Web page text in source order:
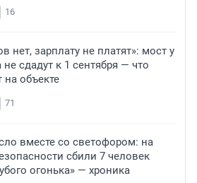
16
нет, зарплату не платят»: мост у
не сдадут к 1 сентября — что
на объекте
71
вместе со светофором: на
сбили 7 человек
огонька» — хроника